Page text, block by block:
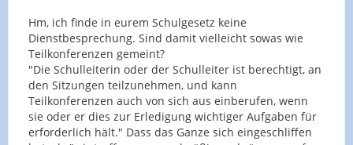
Hm, ich finde in eurem Schulgesetz keine
Dienstbesprechung. Sind damit vielleicht sowas wie
Teilkonferenzen gemeint?
"Die Schulleiterin oder der Schulleiter ist berechtigt, an
den Sitzungen teilzunehmen, und kann
Teilkonferenzen auch von sich aus einberufen, wenn
sie oder er dies zur Erledigung wichtiger Aufgaben für
erforderlich hält." Dass das Ganze sich eingeschliffen